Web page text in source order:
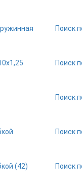
Поиск
Поиск
Поиск
Поиск
(42) Поиск